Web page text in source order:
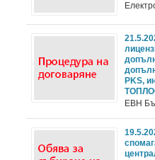
PKS,
ЕВН